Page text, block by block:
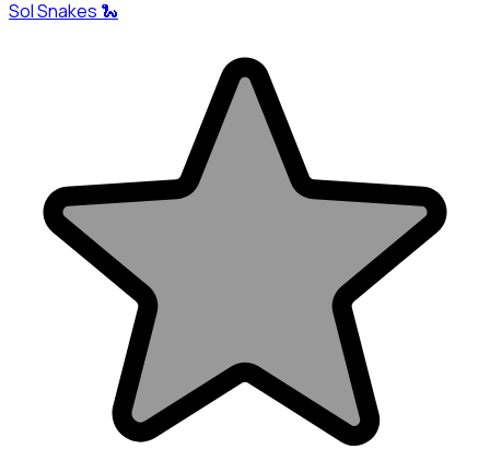
Sol Snakes 🐍